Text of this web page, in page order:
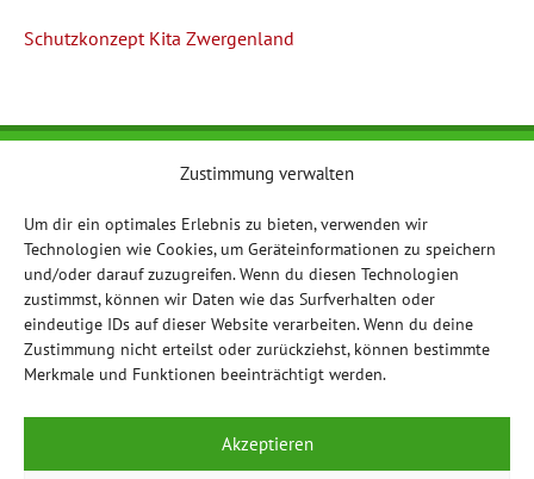
Zustimmung verwalten
Um dir ein optimales Erlebnis zu bieten, verwenden wir
Technologien wie Cookies, um Geräteinformationen zu speichern
und/oder darauf zuzugreifen. Wenn du diesen Technologien
zustimmst, können wir Daten wie das Surfverhalten oder
eindeutige IDs auf dieser Website verarbeiten. Wenn du deine
Zustimmung nicht erteilst oder zurückziehst, können bestimmte
Merkmale und Funktionen beeinträchtigt werden.
Akzeptieren
Schutzkonzept Kita Zwergenland
Katholische Kindertageseinrichtung Zwergenland
Schanzweg 1
63911 Klingenberg
Telefon: 09372 3200
Fax: 09372 9479990
E-mail:info@kita-zwergenland-roellfeld.de